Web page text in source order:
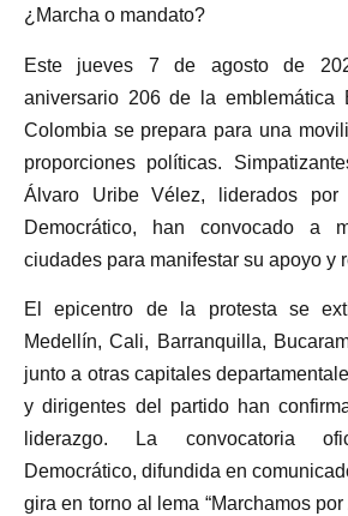
¿Marcha o mandato?
Este jueves 7 de agosto de
aniversario 206 de la emblemática
Colombia se prepara para una
proporciones políticas.
Álvaro Uribe Vélez, liderados
Democrático, han convocado a
ciudades para manifestar su apoyo y
El epicentro de la protesta se
Medellín, Cali, Barranquilla,
junto a otras capitales
y dirigentes del partido han
liderazgo. La convocatoria
Democrático, difundida en
gira en torno al lema “Marchamos